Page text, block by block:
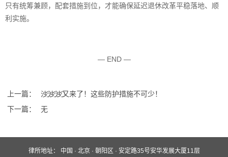
只有统筹兼顾，配套措施到位，才能确保延迟退休改革平稳落地、顺
利实施。
— END —
上一篇：
沙҈沙҈沙҈又来了！这些防护措施不可少！
下一篇：
无
律所地址： 中国 · 北京 · 朝阳区 · 安定路35号安华发展大厦11层